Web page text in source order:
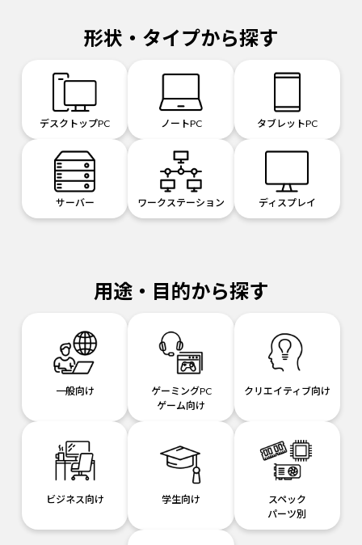
形状・タイプから探す
デスクトップPC ノートPC タブレットPC
サーバー ワークステーション ディスプレイ
用途・目的から探す
一般向け
ゲーミングPC
ゲーム向け
クリエイティブ向け
ビジネス向け 学生向け
スペック
パーツ別